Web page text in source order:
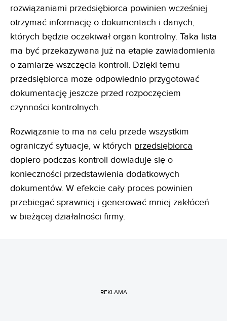
rozwiązaniami przedsiębiorca powinien wcześniej
otrzymać informację o dokumentach i danych,
których będzie oczekiwał organ kontrolny. Taka lista
ma być przekazywana już na etapie zawiadomienia
o zamiarze wszczęcia kontroli. Dzięki temu
przedsiębiorca może odpowiednio przygotować
dokumentację jeszcze przed rozpoczęciem
czynności kontrolnych.
Rozwiązanie to ma na celu przede wszystkim
ograniczyć sytuacje, w których przedsiębiorca
dopiero podczas kontroli dowiaduje się o
konieczności przedstawienia dodatkowych
dokumentów. W efekcie cały proces powinien
przebiegać sprawniej i generować mniej zakłóceń
w bieżącej działalności firmy.
REKLAMA